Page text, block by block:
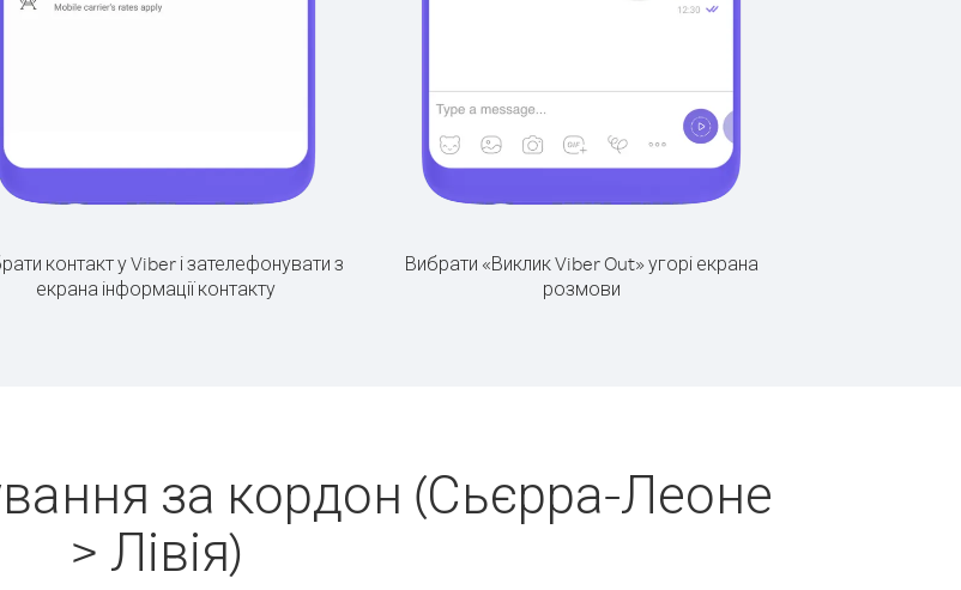
контакт у Viber і зателефонувати з
екрана інформації контакту
Вибрати «Виклик Viber Out» угорі екрана
розмови
за кордон (Сьєрра-Леоне
> Лівія)